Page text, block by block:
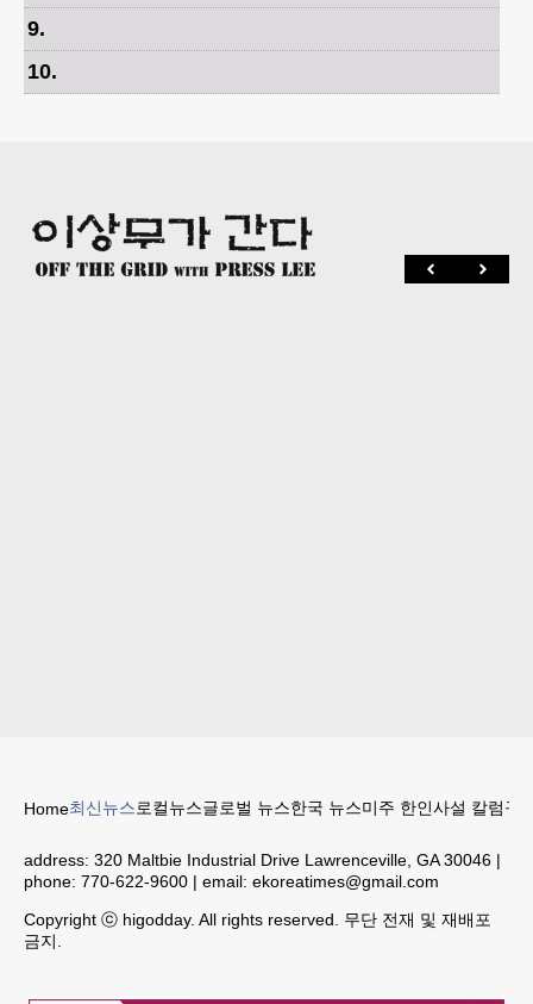
9.
10.
Home최신뉴스로컬뉴스글로벌 뉴스한국 뉴스미주 한인사설 칼럼구
address: 320 Maltbie Industrial Drive Lawrenceville, GA 30046 |
phone: 770-622-9600 | email: ekoreatimes@gmail.com
Copyright ⓒ higodday. All rights reserved. 무단 전재 및 재배포
금지.